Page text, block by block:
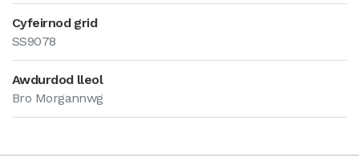
Cyfeirnod grid
SS9078
Awdurdod lleol
Bro Morgannwg